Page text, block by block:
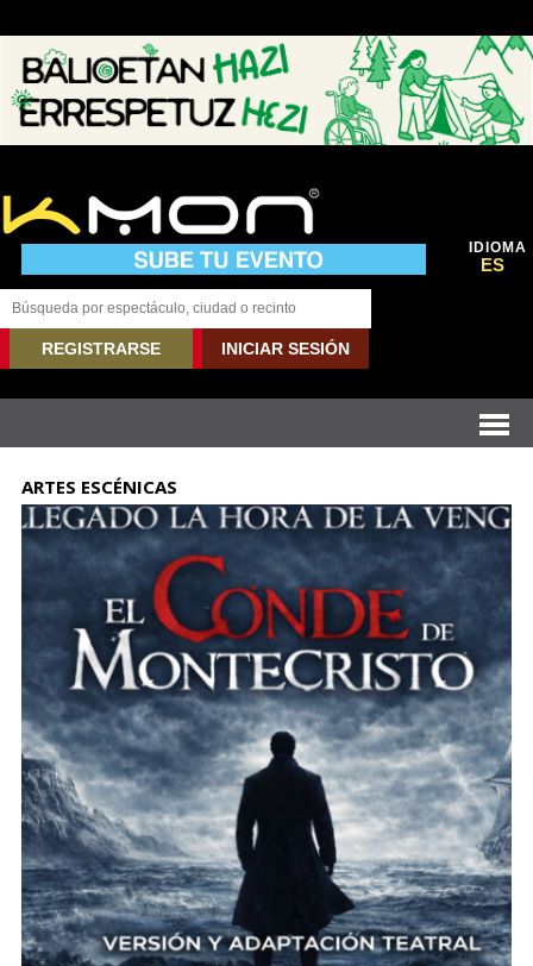
IDIOMA
ES
REGISTRARSE INICIAR SESIÓN
ARTES ESCÉNICAS